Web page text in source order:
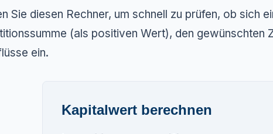
Sie diesen Rechner, um schnell zu prüfen, ob sich
(als positiven Wert), den gewünschten
ein.
Kapitalwert berechnen